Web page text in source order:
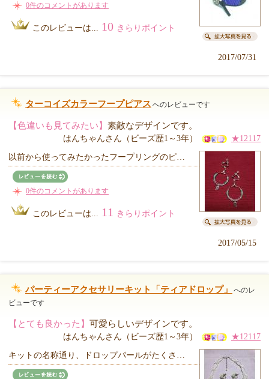
0件のコメントがあります
このレビューは... 10 きらりポイント
2017/07/31
ターコイズカラーフープピアス へのレビューです
【色違いも見てみたい】 素敵なデザインです。
はんちゃんさん（ビーズ歴1～3年） ★12117
以前から使ってみたかったフープリングのピ…
0件のコメントがあります
このレビューは... 11 きらりポイント
2017/05/15
パーティーアクセサリーキット「ティアドロップ」
へのレ
ビューです
【とても良かった】 可愛らしいデザインです。
はんちゃんさん（ビーズ歴1～3年） ★12117
キットの名称通り、ドロップパールがたくさ…